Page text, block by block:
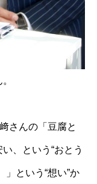
さんの「豆腐と
、という“おとう
」という“想い”か